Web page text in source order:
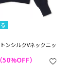
ンシルクVネックニッ
）